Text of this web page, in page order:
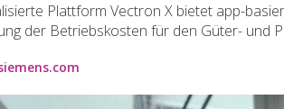
Plattform Vectron X bietet app-
der Betriebskosten für den Güter- und